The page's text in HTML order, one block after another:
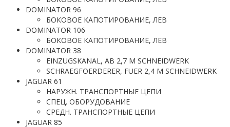
DOMINATOR 96
БОКОВОЕ КАПОТИРОВАНИЕ, ЛЕВ
DOMINATOR 106
БОКОВОЕ КАПОТИРОВАНИЕ, ЛЕВ
DOMINATOR 38
EINZUGSKANAL, AB 2,7 M SCHNEIDWERK
SCHRAEGFOERDERER, FUER 2,4 M SCHNEIDWERK
JAGUAR 61
НАРУЖН. ТРАНСПОРТНЫЕ ЦЕПИ
СПЕЦ. ОБОРУДОВАНИЕ
СРЕДН. ТРАНСПОРТНЫЕ ЦЕПИ
JAGUAR 85